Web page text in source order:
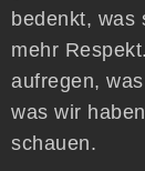
bedenkt, was
mehr
aufregen,
was wir
schauen.